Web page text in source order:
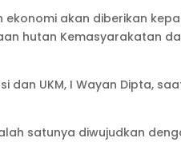
akan diberikan
hutan Kemasyarakatan
dan UKM, I Wayan Dipta,
satunya diwujudkan